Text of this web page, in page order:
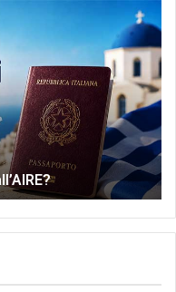
the
world
of
Greek
dance
28.07.2026
Let’s meet the